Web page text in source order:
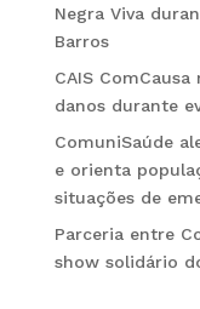
Negra Viva
Barros
CAIS
danos durante
ComuniSaúde
e orienta
situações de
Parceria entre
show solidário